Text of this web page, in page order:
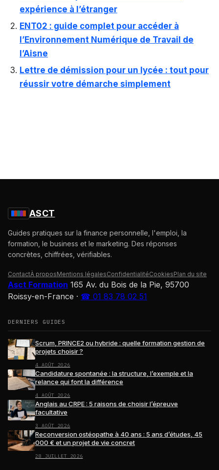
expérience à l’étranger
ENT02 : guide complet pour accéder à
l’Environnement Numérique de Travail de
l’Aisne
Lettre de démission pour un lycée : tout pour
réussir votre démarche simplement
ASCT
Guides pratiques sur la finance personnelle, l'emploi, la
formation, le business et le marketing. Des réponses
concrètes, chiffrées, vérifiables.
ContactÀ proposMentions légalesConfidentialitéCookiesPlan du site
Asct Formation 165 Av. du Bois de la Pie, 95700
Roissy-en-France · ☎ 01 83 78 02 51
DERNIERS GUIDES
Scrum, PRINCE2 ou hybride : quelle formation gestion de
projets choisir ?
4 AOÛT 2026
Candidature spontanée : la structure, l’exemple et la
relance qui font la différence
4 AOÛT 2026
Anglais au CRPE : 5 raisons de choisir l’épreuve
facultative
3 AOÛT 2026
Reconversion ostéopathe à 40 ans : 5 ans d’études, 45
000 € et un projet de vie concret
28 JUILLET 2026